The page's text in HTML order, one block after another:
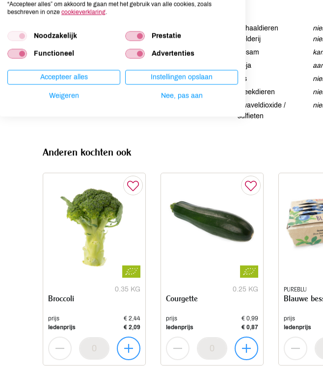
Allergenen
niet aanwezig
Gluten
aanwezig
Lactose
niet aanwezig
Lupine
niet aanwezig
Mosterd
Schaaldieren
Selderij
Sesam
Soja
Vis
Weekdieren
Zwaveldioxide /
sulfieten
Anderen kochten ook
0.35 KG
Broccoli
prijs
€ 2,44
ledenprijs
€ 2,09
0.25 KG
Courgette
prijs
€ 0,99
ledenprijs
€ 0,87
PUREBLU
Blauwe
prijs
ledenprijs
“Accepteer alles” om akkoord te gaan met het gebruik van alle cookies, zoals
beschreven in onze cookieverklaring.
Noodzakelijk Prestatie
Functioneel Advertenties
Accepteer alles Instellingen opslaan
Weigeren Nee, pas aan